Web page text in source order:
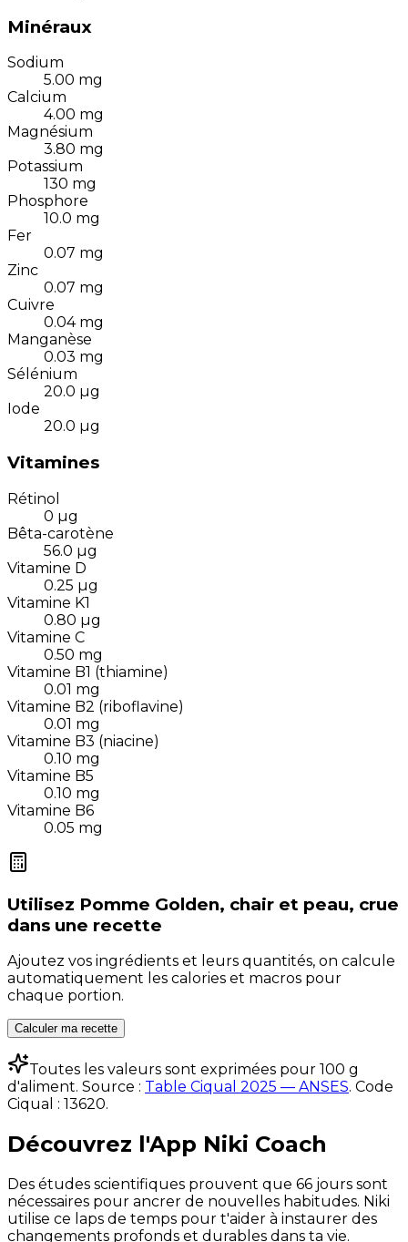
Minéraux
Sodium
5.00 mg
Calcium
4.00 mg
Magnésium
3.80 mg
Potassium
130 mg
Phosphore
10.0 mg
Fer
0.07 mg
Zinc
0.07 mg
Cuivre
0.04 mg
Manganèse
0.03 mg
Sélénium
20.0 µg
Iode
20.0 µg
Vitamines
Rétinol
0 µg
Bêta-carotène
56.0 µg
Vitamine D
0.25 µg
Vitamine K1
0.80 µg
Vitamine C
0.50 mg
Vitamine B1 (thiamine)
0.01 mg
Vitamine B2 (riboflavine)
0.01 mg
Vitamine B3 (niacine)
0.10 mg
Vitamine B5
0.10 mg
Vitamine B6
0.05 mg
Utilisez Pomme Golden, chair et peau, crue
dans une recette
Ajoutez vos ingrédients et leurs quantités, on calcule
automatiquement les calories et macros pour
chaque portion.
Calculer ma recette
Toutes les valeurs sont exprimées pour 100 g
d'aliment. Source : Table Ciqual 2025 — ANSES. Code
Ciqual : 13620.
Découvrez l'App Niki Coach
Des études scientifiques prouvent que 66 jours sont
nécessaires pour ancrer de nouvelles habitudes. Niki
utilise ce laps de temps pour t'aider à instaurer des
changements profonds et durables dans ta vie.